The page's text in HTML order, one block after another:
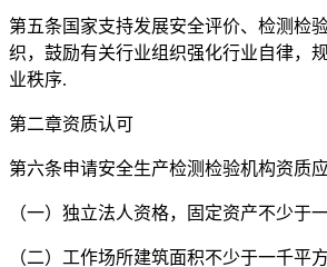
第五条国家支持发展安全评价、检测检
织，鼓励有关行业组织强化行业自律，
业秩序.
第二章资质认可
第六条申请安全生产检测检验机构资质
（一）独立法人资格，固定资产不少于
（二）工作场所建筑面积不少于一千平